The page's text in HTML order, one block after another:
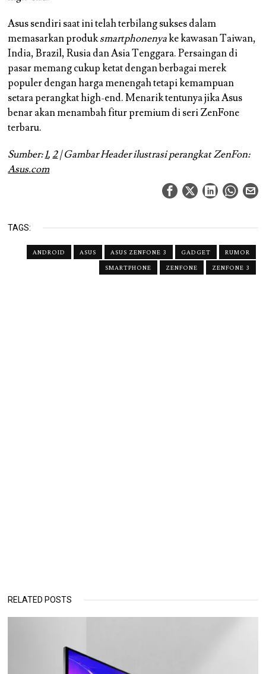
Asus sendiri saat ini telah terbilang sukses dalam
memasarkan produksmartphonenyake kawasan Taiwan,
India, Brazil, Rusia dan Asia Tenggara. Persaingan di
pasar memang cukup ketat dengan berbagai merek
populer dengan harga menengah tetapi kemampuan
setara perangkat high-end. Menarik tentunya jika Asus
benar akan menambah fitur premium di seri ZenFone
terbaru.
Sumber:1,2| Gambar Header ilustrasi perangkat ZenFon:
Asus.com
TAGS:
ANDROID ASUS ASUS ZENFONE 3 GADGET
RUMOR
SMARTPHONE
ZENFONE ZENFONE 3
RELATED POSTS